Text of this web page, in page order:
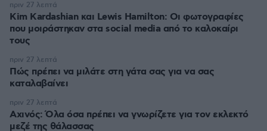
Kim Kardashian και Lewis Hamilton: Οι φωτογραφίες
που μοιράστηκαν στα social media από το καλοκαίρι
τους
πριν 27 λεπτά
Πώς πρέπει να μιλάτε στη γάτα σας για να σας
καταλαβαίνει
πριν 27 λεπτά
Αχινός: Όλα όσα πρέπει να γνωρίζετε για τον εκλεκτό
μεζέ της θάλασσας
πριν 27 λεπτά